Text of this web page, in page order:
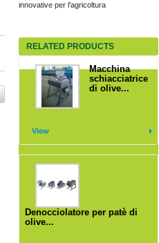
innovative per l'agricoltura
RELATED PRODUCTS
Macchina
schiacciatrice
di olive...
View
Denocciolatore per patè di
olive...